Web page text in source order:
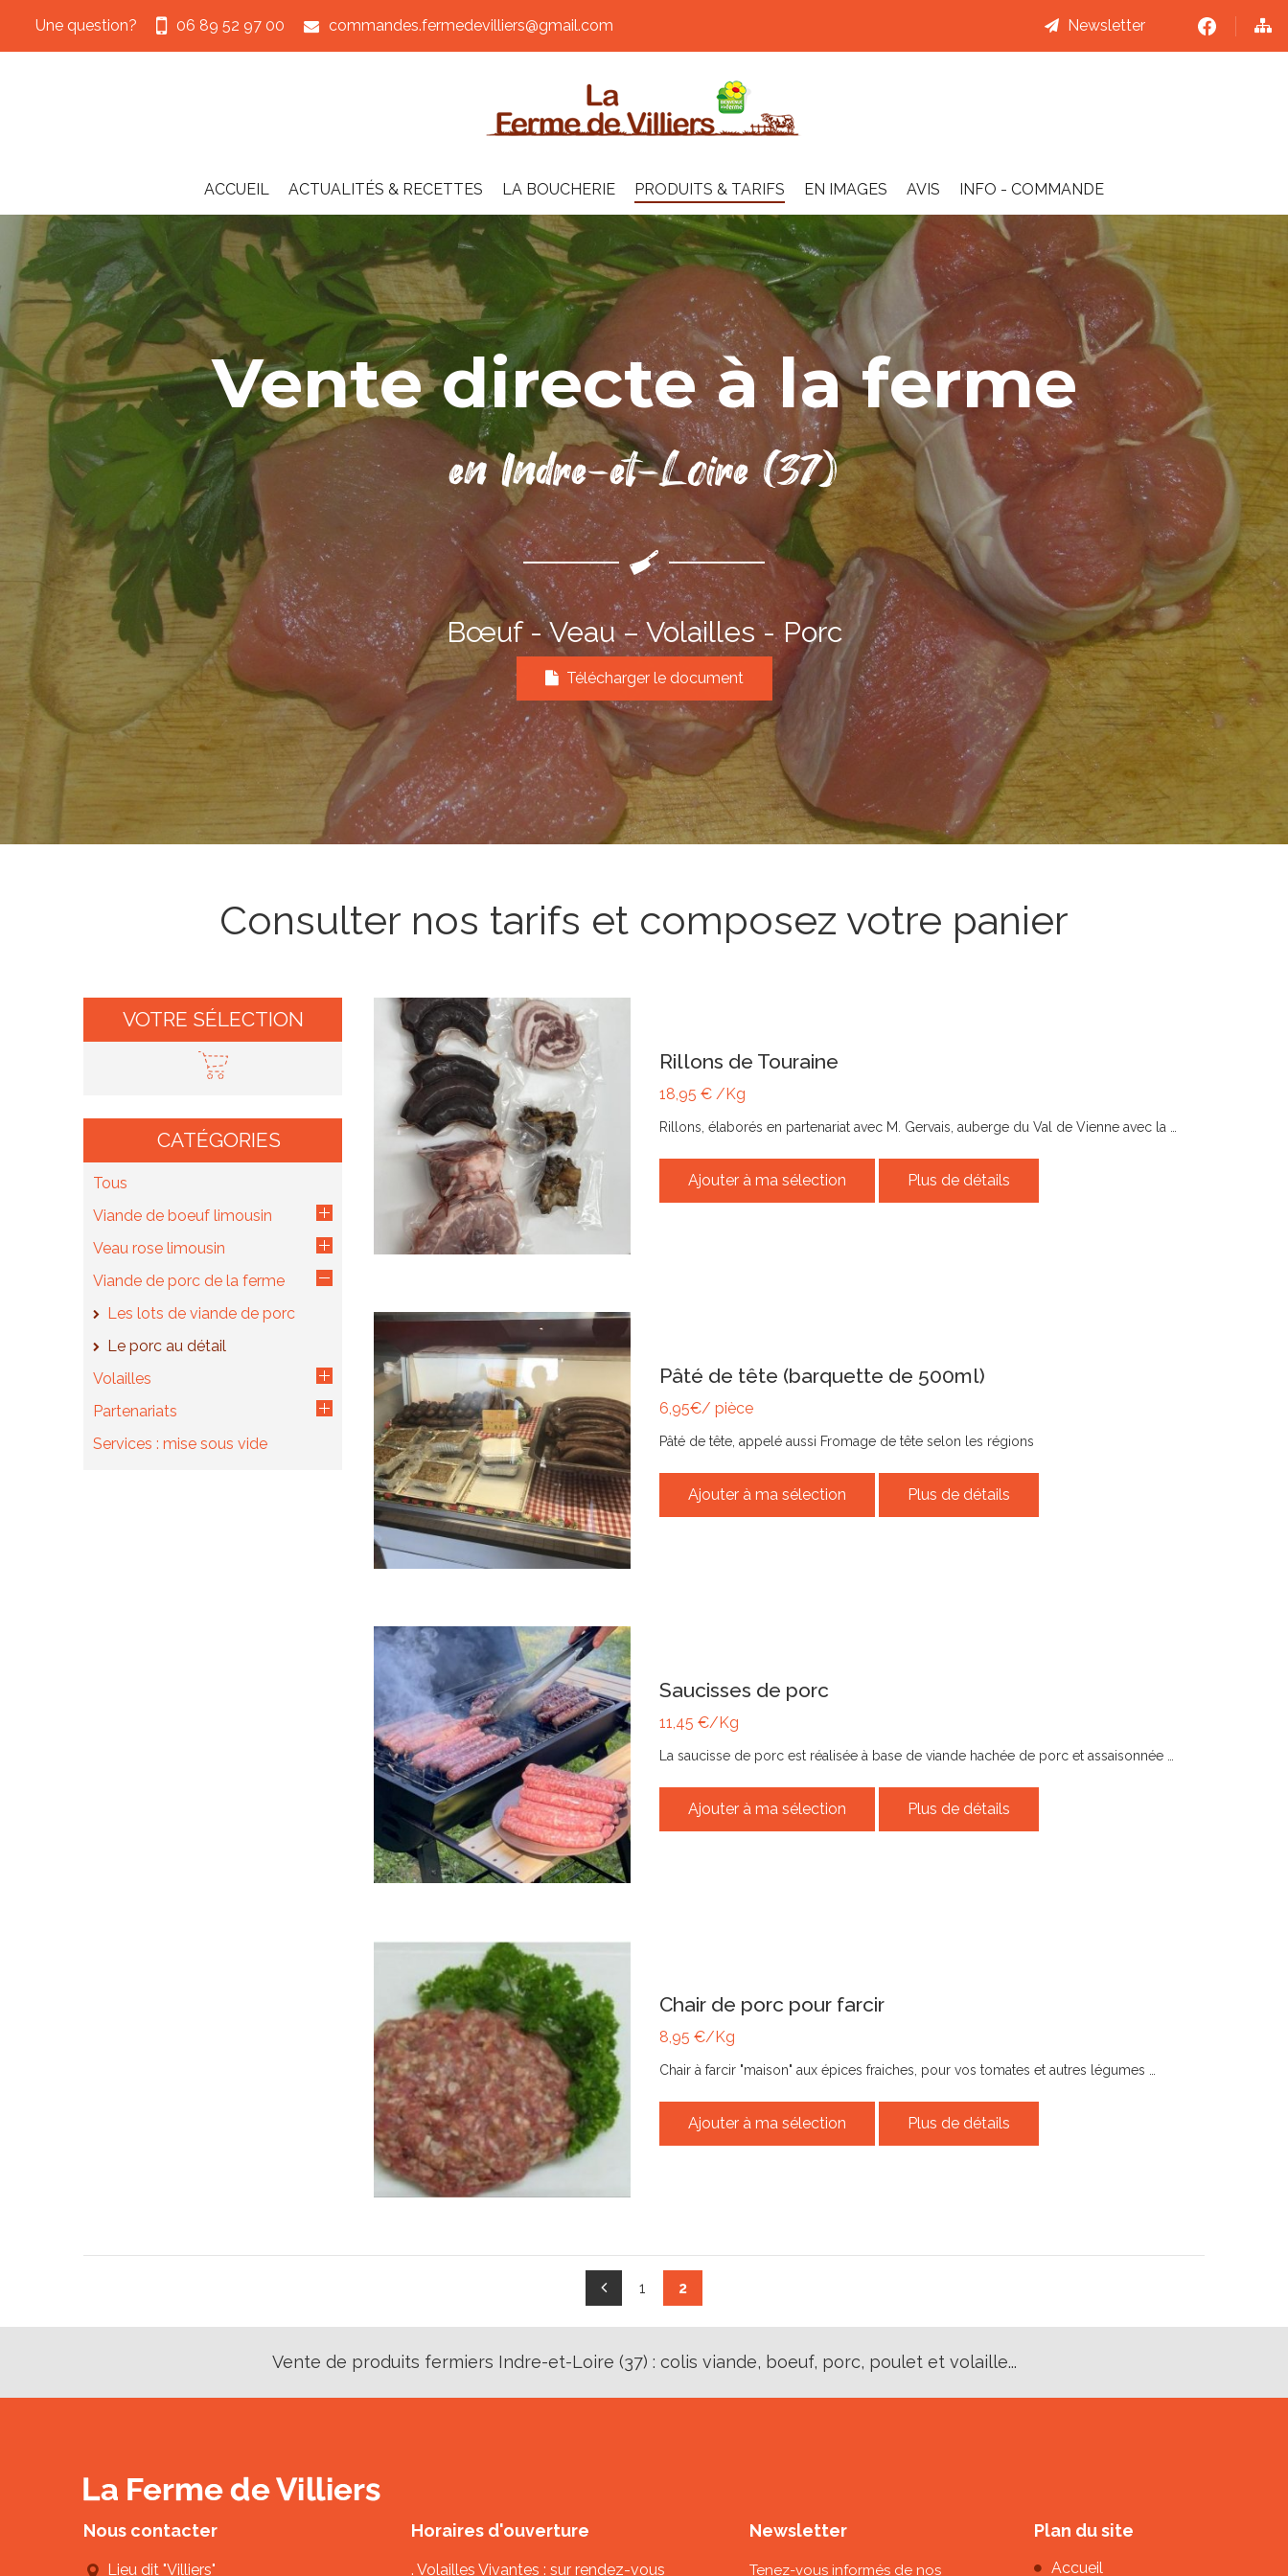
Une question? 06 89 52 97 00 commandes.fermedevilliers@gmail.com Newsletter
ACCUEIL ACTUALITÉS & RECETTES LA BOUCHERIE PRODUITS & TARIFS EN IMAGES AVIS INFO - COMMANDE
Vente directe à la ferme
en Indre-et-Loire (37)
Bœuf - Veau – Volailles - Porc
Télécharger le document
Consulter nos tarifs et composez votre panier
VOTRE SÉLECTION
CATÉGORIES
Tous
Viande de boeuf limousin
Veau rose limousin
Viande de porc de la ferme
Les lots de viande de porc
Le porc au détail
Volailles
Partenariats
Services : mise sous vide
Rillons de Touraine
18,95 € /Kg
Rillons, élaborés en partenariat avec M. Gervais, auberge du Val de Vienne avec la …
Ajouter à ma sélection Plus de détails
Pâté de tête (barquette de 500ml)
6,95€/ pièce
Pâté de tête, appelé aussi Fromage de tête selon les régions
Elaboré …Ajouter à ma sélection Plus de détails
Saucisses de porc
11,45 €/Kg
La saucisse de porc est réalisée à base de viande hachée de porc et assaisonnée …
Ajouter à ma sélection Plus de détails
Chair de porc pour farcir
8,95 €/Kg
Chair à farcir "maison" aux épices fraiches, pour vos tomates et autres légumes …
Ajouter à ma sélection Plus de détails
1 2
Vente de produits fermiers Indre-et-Loire (37) : colis viande, boeuf, porc, poulet et volaille...
Nous contacter
Lieu dit "Villiers"
Horaires d'ouverture
. Volailles Vivantes : sur rendez-vous
Newsletter
Tenez-vous informés de nos
Plan du site
Accueil